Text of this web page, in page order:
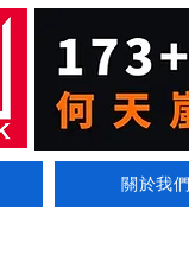
關於我